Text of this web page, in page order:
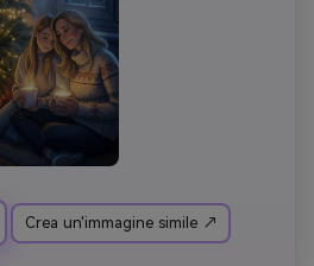
Crea un'immagine simile ↗